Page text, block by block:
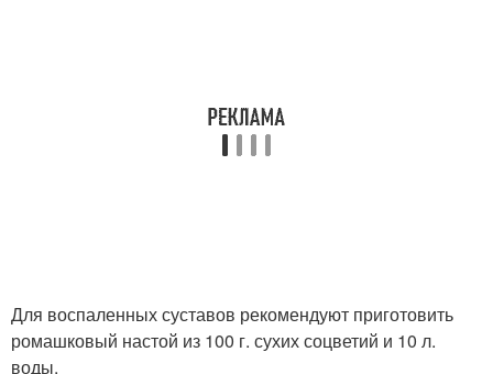
Для воспаленных суставов рекомендуют приготовить
ромашковый настой из 100 г. сухих соцветий и 10 л.
воды.